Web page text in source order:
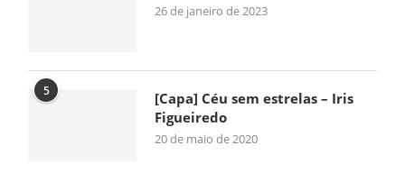
26 de janeiro de 2023
5
[Capa] Céu sem estrelas – Iris
Figueiredo
20 de maio de 2020